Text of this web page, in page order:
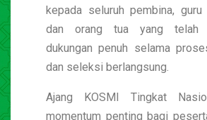
kepada seluruh pembina, guru
dan orang tua yang telah
dukungan penuh selama
dan seleksi berlangsung.
Ajang KOSMI Tingkat
momentum penting bagi